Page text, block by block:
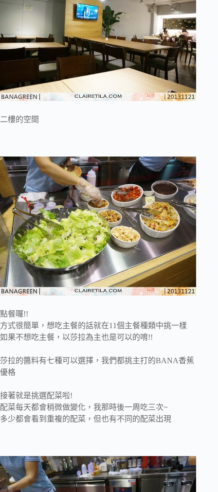
二樓的空間
點餐囉!!
方式很簡單，想吃主餐的話就在11個主餐種類中挑一樣
如果不想吃主餐，以莎拉為主也是可以的唷!!
莎拉的醬料有七種可以選擇，我們都挑主打的BANA香蕉
優格
接著就是挑選配菜啦!
配菜每天都會稍微做變化，我那時後一周吃三次~
多少都會看到重複的配菜，但也有不同的配菜出現